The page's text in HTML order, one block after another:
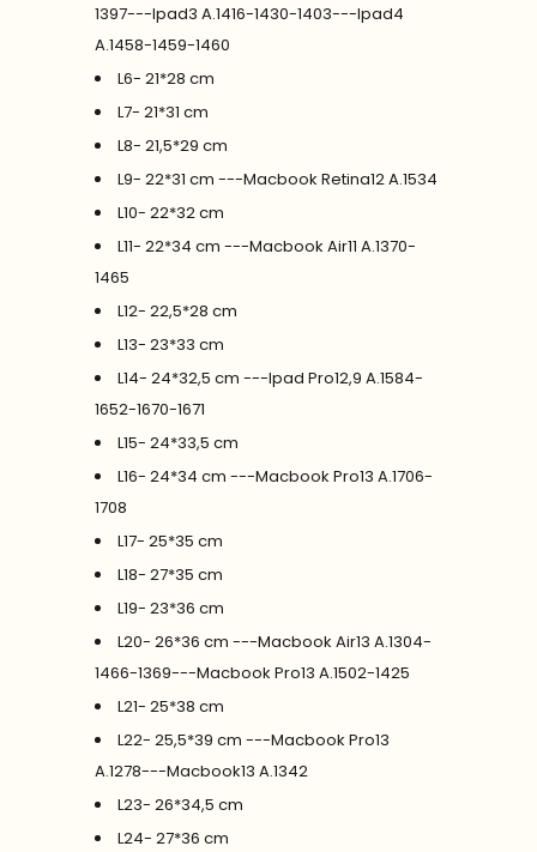
1397---Ipad3 A.1416-1430-1403---Ipad4
A.1458-1459-1460
L6- 21*28 cm
L7- 21*31 cm
L8- 21,5*29 cm
L9- 22*31 cm ---Macbook Retina12 A.1534
L10- 22*32 cm
L11- 22*34 cm ---Macbook Air11 A.1370-
1465
L12- 22,5*28 cm
L13- 23*33 cm
L14- 24*32,5 cm ---Ipad Pro12,9 A.1584-
1652-1670-1671
L15- 24*33,5 cm
L16- 24*34 cm ---Macbook Pro13 A.1706-
1708
L17- 25*35 cm
L18- 27*35 cm
L19- 23*36 cm
L20- 26*36 cm ---Macbook Air13 A.1304-
1466-1369---Macbook Pro13 A.1502-1425
L21- 25*38 cm
L22- 25,5*39 cm ---Macbook Pro13
A.1278---Macbook13 A.1342
L23- 26*34,5 cm
L24- 27*36 cm